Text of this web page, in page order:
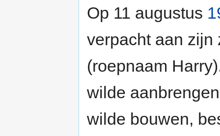
Op 11 augustus
verpacht aan zijn
(roepnaam
wilde
wilde bouwen,